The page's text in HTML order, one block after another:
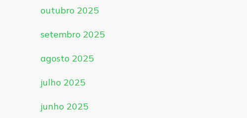
outubro 2025
setembro 2025
agosto 2025
julho 2025
junho 2025